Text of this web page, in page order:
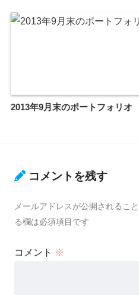
2013年9月末のポートフォリオ
コメントを残す
メールアドレスが公開されるこ
る欄は必須項目です
コメント ※